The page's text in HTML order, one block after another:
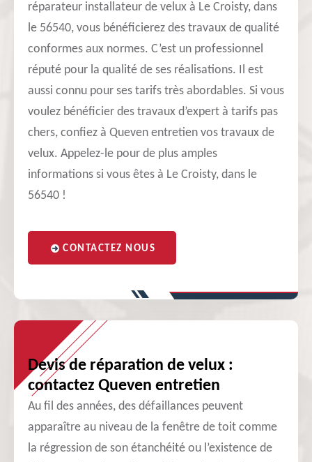
réparateur installateur de velux à Le Croisty, dans
le 56540, vous bénéficierez des travaux de qualité
conformes aux normes. C’est un professionnel
réputé pour la qualité de ses réalisations. Il est
aussi connu pour ses tarifs très abordables. Si vous
voulez bénéficier des travaux d’expert à tarifs pas
chers, confiez à Queven entretien vos travaux de
velux. Appelez-le pour de plus amples
informations si vous êtes à Le Croisty, dans le
56540 !
CONTACTEZ NOUS
Devis de réparation de velux :
contactez Queven entretien
Au fil des années, des défaillances peuvent
apparaître au niveau de la fenêtre de toit comme
la régression de son étanchéité ou l’existence de